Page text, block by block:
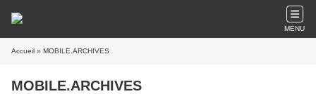
MENU
Accueil » MOBILE.ARCHIVES
MOBILE.ARCHIVES